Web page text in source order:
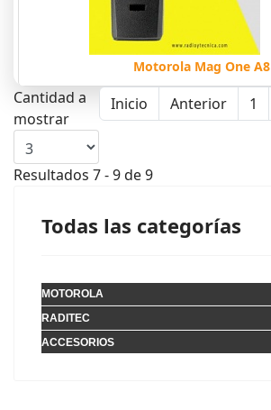
Motorola Mag One A8
Cantidad a
mostrar
Inicio Anterior 1
Resultados 7 - 9 de 9
Todas las categorías
MOTOROLA
RADITEC
ACCESORIOS